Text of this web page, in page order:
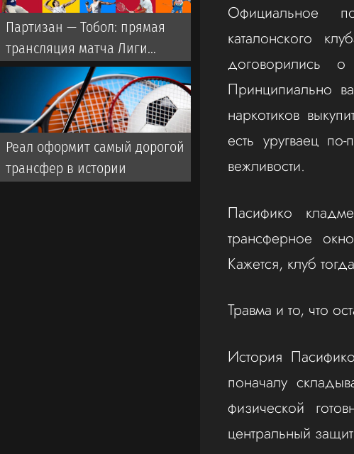
Официальное
каталонского
договорились
Принципиально
наркотиков
есть уругваец
вежливости.
Пасифико
трансферное
Кажется, клуб
Травма и то, что
История
поначалу
физической
центральный
Партизан — Тобол: прямая
трансляция матча Лиги
Конференций
Реал оформит самый дорогой
трансфер в истории